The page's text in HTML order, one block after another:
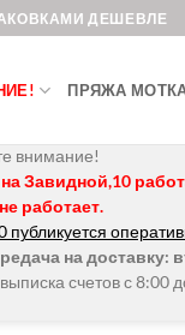
ДЕШЕВЛЕ
ПРЯЖА
внимание!
Завидной,10
работает.
на доставку:
счетов с 8:00